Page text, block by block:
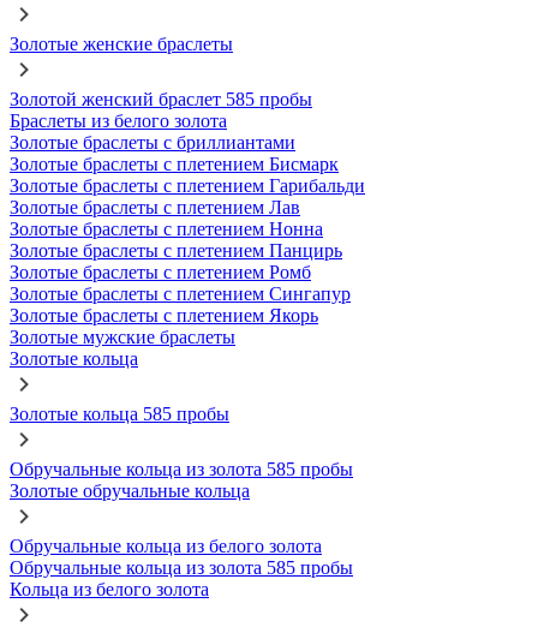
Золотые женские браслеты
Золотой женский браслет 585 пробы
Браслеты из белого золота
Золотые браслеты с бриллиантами
Золотые браслеты с плетением Бисмарк
Золотые браслеты с плетением Гарибальди
Золотые браслеты с плетением Лав
Золотые браслеты с плетением Нонна
Золотые браслеты с плетением Панцирь
Золотые браслеты с плетением Ромб
Золотые браслеты с плетением Сингапур
Золотые браслеты с плетением Якорь
Золотые мужские браслеты
Золотые кольца
Золотые кольца 585 пробы
Обручальные кольца из золота 585 пробы
Золотые обручальные кольца
Обручальные кольца из белого золота
Обручальные кольца из золота 585 пробы
Кольца из белого золота